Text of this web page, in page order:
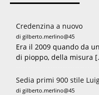
Credenzina a nuovo
di gilberto.merlino@45
Era il 2009 quando da
di pioppo, della misura
Sedia primi 900 stile
di gilberto.merlino@45